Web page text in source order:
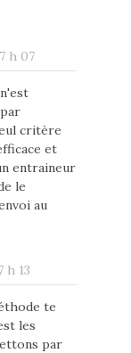
h 07
critère
et
entraineur
le
au
h 13
te
les
par